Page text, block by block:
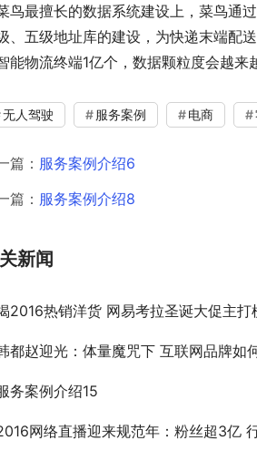
鸟最擅长的数据系统建设上，菜鸟通
、五级地址库的建设，为快递末端配
能物流终端1亿个，数据颗粒度会越来
无人驾驶 服务案例 电商
篇： 服务案例介绍6
篇： 服务案例介绍8
新闻
2016热销洋货 网易考拉圣诞大促主打
都赵迎光：体量魔咒下 互联网品牌如
务案例介绍15
网络直播迎来规范年：粉丝超3亿 行业